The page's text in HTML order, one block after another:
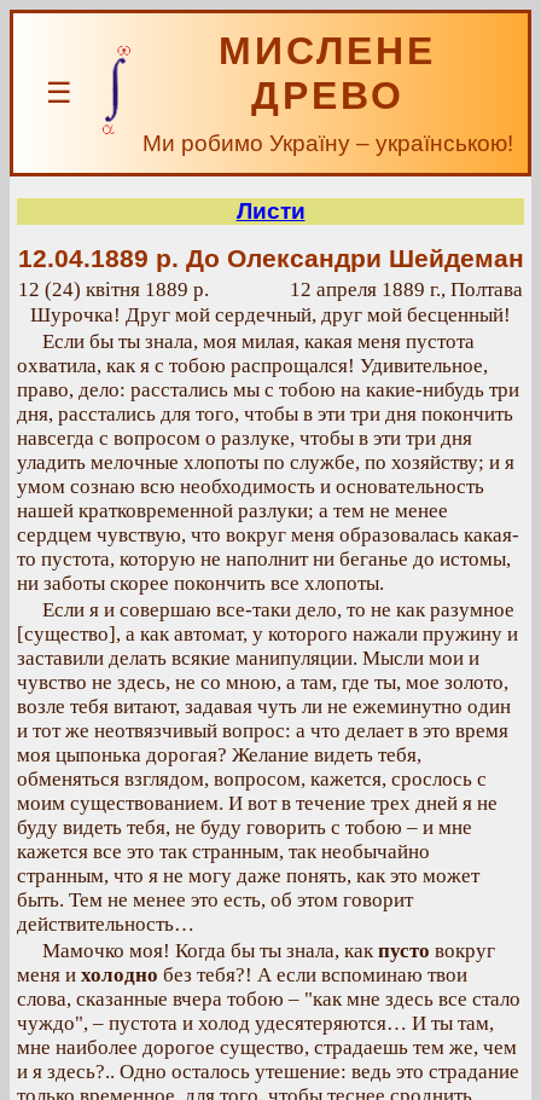
☰
МИСЛЕНЕ
ДРЕВО
Ми робимо Україну – українською!
Листи
12.04.1889 р. До Олександри Шейдеман
12 (24) квітня 1889 р.
12 апреля 1889 г., Полтава
Шурочка! Друг мой сердечный, друг мой бесценный!
Если бы ты знала, моя милая, какая меня пустота
охватила, как я с тобою распрощался! Удивительное,
право, дело: расстались мы с тобою на какие-нибудь три
дня, расстались для того, чтобы в эти три дня покончить
навсегда с вопросом о разлуке, чтобы в эти три дня
уладить мелочные хлопоты по службе, по хозяйству; и я
умом сознаю всю необходимость и основательность
нашей кратковременной разлуки; а тем не менее
сердцем чувствую, что вокруг меня образовалась какая-
то пустота, которую не наполнит ни беганье до истомы,
ни заботы скорее покончить все хлопоты.
Если я и совершаю все-таки дело, то не как разумное
[существо], а как автомат, у которого нажали пружину и
заставили делать всякие манипуляции. Мысли мои и
чувство не здесь, не со мною, а там, где ты, мое золото,
возле тебя витают, задавая чуть ли не ежеминутно один
и тот же неотвязчивый вопрос: а что делает в это время
моя цыпонька дорогая? Желание видеть тебя,
обменяться взглядом, вопросом, кажется, срослось с
моим существованием. И вот в течение трех дней я не
буду видеть тебя, не буду говорить с тобою – и мне
кажется все это так странным, так необычайно
странным, что я не могу даже понять, как это может
быть. Тем не менее это есть, об этом говорит
действительность…
Мамочко моя! Когда бы ты знала, какпусто вокруг
меня и холодно без тебя?! А если вспоминаю твои
слова, сказанные вчера тобою – "как мне здесь все стало
чуждо", – пустота и холод удесятеряются… И ты там,
мне наиболее дорогое существо, страдаешь тем же, чем
и я здесь?.. Одно осталось утешение: ведь это страдание